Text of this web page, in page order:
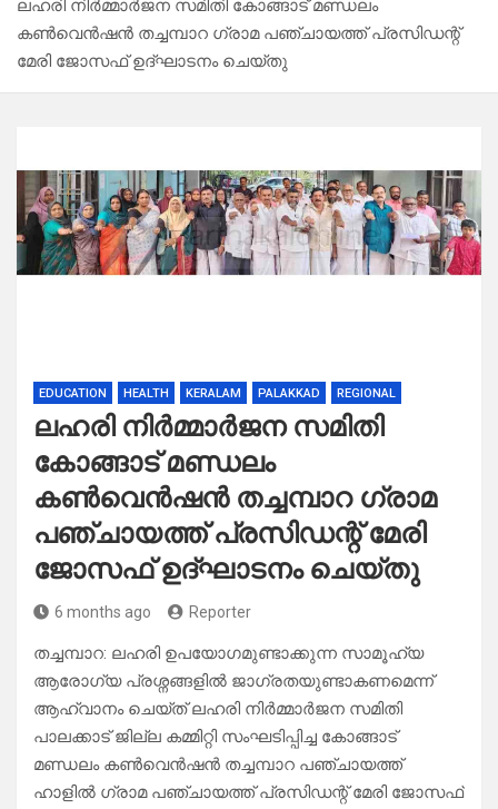
ലഹരി നിർമ്മാർജന സമിതി കോങ്ങാട് മണ്ഡലം
കൺവെൻഷൻ തച്ചമ്പാറ ഗ്രാമ പഞ്ചായത്ത് പ്രസിഡന്റ്
മേരി ജോസഫ് ഉദ്ഘാടനം ചെയ്തു
EDUCATION HEALTH KERALAM PALAKKAD REGIONAL
ലഹരി നിർമ്മാർജന സമിതി
കോങ്ങാട് മണ്ഡലം
കൺവെൻഷൻ തച്ചമ്പാറ ഗ്രാമ
പഞ്ചായത്ത് പ്രസിഡന്റ് മേരി
ജോസഫ് ഉദ്ഘാടനം ചെയ്തു
6 months ago Reporter
തച്ചമ്പാറ: ലഹരി ഉപയോഗമുണ്ടാക്കുന്ന സാമൂഹ്യ
ആരോഗ്യ പ്രശ്നങ്ങളിൽ ജാഗ്രതയുണ്ടാകണമെന്ന്
ആഹ്വാനം ചെയ്ത് ലഹരി നിർമ്മാർജന സമിതി
പാലക്കാട് ജില്ല കമ്മിറ്റി സംഘടിപ്പിച്ച കോങ്ങാട്
മണ്ഡലം കൺവെൻഷൻ തച്ചമ്പാറ പഞ്ചായത്ത്
ഹാളിൽ ഗ്രാമ പഞ്ചായത്ത്‌ പ്രസിഡന്റ് മേരി ജോസഫ്